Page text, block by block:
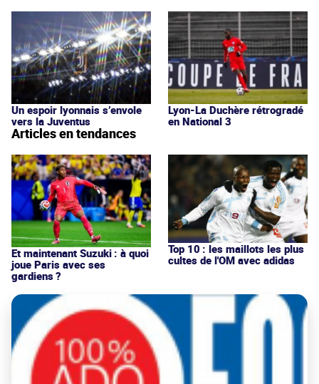
Un espoir lyonnais s’envole
vers la Juventus
Lyon-La Duchère rétrogradé
en National 3
Articles en tendances
Et maintenant Suzuki : à quoi
joue Paris avec ses
gardiens ?
Top 10 : les maillots les plus
cultes de l'OM avec adidas